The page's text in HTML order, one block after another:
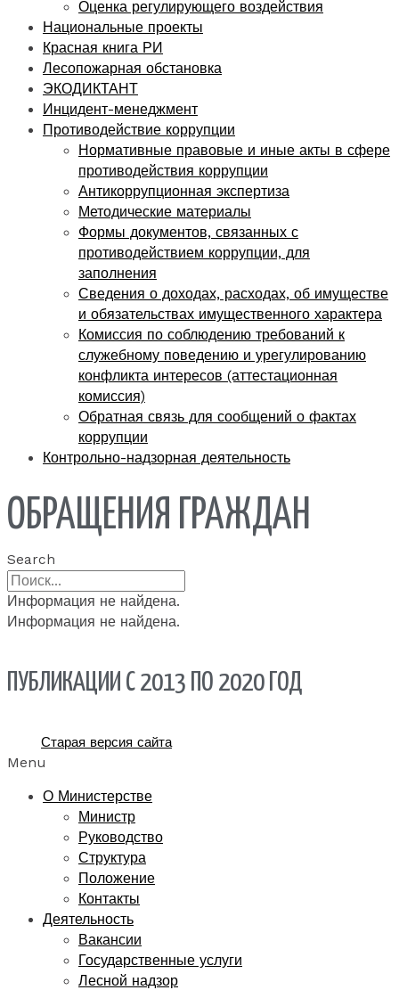
Оценка регулирующего воздействия
Национальные проекты
Красная книга РИ
Лесопожарная обстановка
ЭКОДИКТАНТ
Инцидент-менеджмент
Противодействие коррупции
Нормативные правовые и иные акты в сфере
противодействия коррупции
Антикоррупционная экспертиза
Методические материалы
Формы документов, связанных с
противодействием коррупции, для
заполнения
Сведения о доходах, расходах, об имуществе
и обязательствах имущественного характера
Комиссия по соблюдению требований к
служебному поведению и урегулированию
конфликта интересов (аттестационная
комиссия)
Обратная связь для сообщений о фактах
коррупции
Контрольно-надзорная деятельность
ОБРАЩЕНИЯ ГРАЖДАН
Search
Информация не найдена.
Информация не найдена.
ПУБЛИКАЦИИ С 2013 ПО 2020 ГОД
Старая версия сайта
Menu
О Министерстве
Министр
Руководство
Структура
Положение
Контакты
Деятельность
Вакансии
Государственные услуги
Лесной надзор